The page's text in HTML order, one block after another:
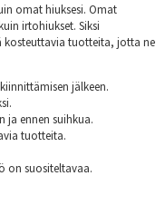
omat hiuksesi. Omat
irtohiukset. Siksi
kosteuttavia tuotteita, jotta ne
jälkeen.
ja ennen suihkua.
tuotteita.
on suositeltavaa.